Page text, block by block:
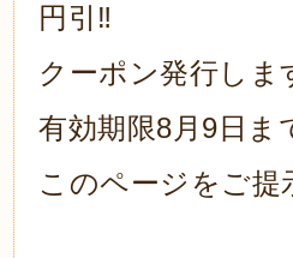
円引‼️
クーポン発行しま
有効期限8月9日ま
このページをご提